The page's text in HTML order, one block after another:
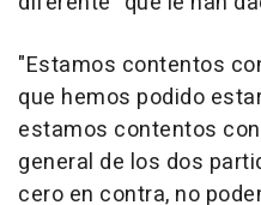
"Estamos contentos
que hemos podido
estamos contentos
general de los dos
cero en contra, no